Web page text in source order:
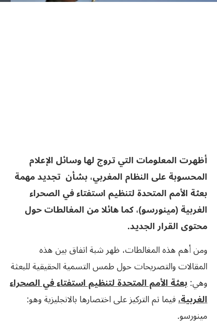
أظهرت المعلومات التي تروج لها وسائل الإعلام
المحسوبة على النظام المغربي، بشأن تجديد مهمة
بعثة الأمم المتحدة لتنظيم استفتاء في الصحراء
الغربية (مينورسو)، كما هائلا من المغالطات حول
محتوى القرار الجديد.
ومن أهم هذه المغالطات، ظهر شبة اتفاق بين هذه
المقالات والتصريحات حول طمس التسمية الحقيقية للبعثة
وهي:بعثة الأمم المتحدة لتنظيم استفتاء في الصحراء
الغربية،فيما تم التركيز على اختصارها بالانجليزية وهو:
مينورسو.